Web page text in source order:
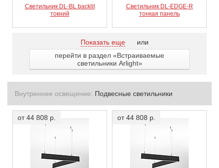
Светильник DL-BL backlit
токний
Светильник DL-EDGE-R
тонкая панель
Показать еще
или
перейти в раздел «Встраиваемые
светильники Arlight»
Внутреннее освещение: Подвесные светильники
от 44 808 р. от 44 808 р.